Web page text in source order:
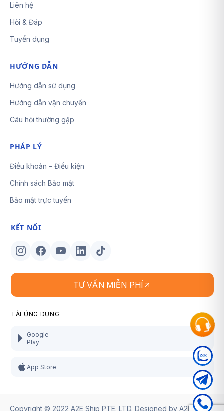
Liên hệ
Hỏi & Đáp
Tuyển dụng
HƯỚNG DẪN
Hướng dẫn sử dụng
Hướng dẫn vận chuyển
Câu hỏi thường gặp
PHÁP LÝ
Điều khoản – Điều kiện
Chính sách Bảo mật
Bảo mật trực tuyến
KẾT NỐI
TƯ VẤN MIỄN PHÍ
TẢI ỨNG DỤNG
Google
Play
App Store
Copyright © 2022 A2E Ship PTE. LTD. Designed by A2E Ship.